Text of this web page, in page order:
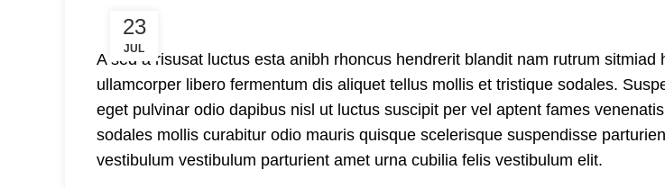
23
JUL
A sed a risusat luctus esta anibh rhoncus hendrerit blandit nam rutrum
ullamcorper libero fermentum dis aliquet tellus mollis et tristique sodales.
eget pulvinar odio dapibus nisl ut luctus suscipit per vel aptent fames
sodales mollis curabitur odio mauris quisque scelerisque suspendisse
vestibulum vestibulum parturient amet urna cubilia felis vestibulum elit.